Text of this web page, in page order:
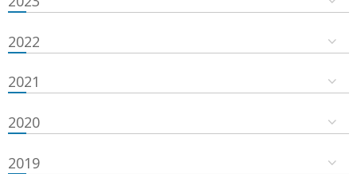
2022
2021
2020
2019